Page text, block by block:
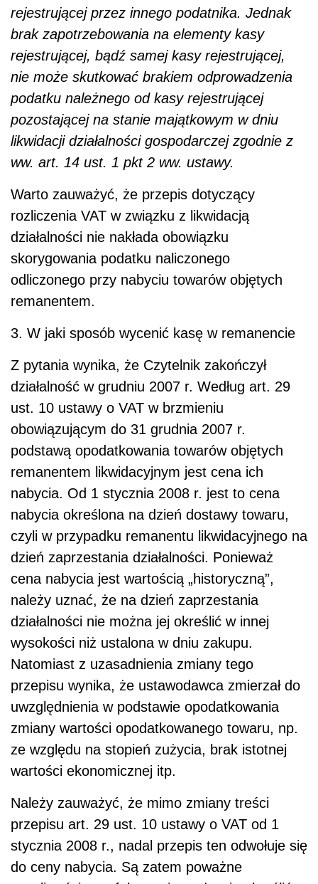
rejestrującej przez innego podatnika. Jednak
brak zapotrzebowania na elementy kasy
rejestrującej, bądź samej kasy rejestrującej,
nie może skutkować brakiem odprowadzenia
podatku należnego od kasy rejestrującej
pozostającej na stanie majątkowym w dniu
likwidacji działalności gospodarczej zgodnie z
ww. art. 14 ust. 1 pkt 2 ww. ustawy.
Warto zauważyć, że przepis dotyczący
rozliczenia VAT w związku z likwidacją
działalności nie nakłada obowiązku
skorygowania podatku naliczonego
odliczonego przy nabyciu towarów objętych
remanentem.
3. W jaki sposób wycenić kasę w remanencie
Z pytania wynika, że Czytelnik zakończył
działalność w grudniu 2007 r. Według art. 29
ust. 10 ustawy o VAT w brzmieniu
obowiązującym do 31 grudnia 2007 r.
podstawą opodatkowania towarów objętych
remanentem likwidacyjnym jest cena ich
nabycia. Od 1 stycznia 2008 r. jest to cena
nabycia określona na dzień dostawy towaru,
czyli w przypadku remanentu likwidacyjnego na
dzień zaprzestania działalności. Ponieważ
cena nabycia jest wartością „historyczną”,
należy uznać, że na dzień zaprzestania
działalności nie można jej określić w innej
wysokości niż ustalona w dniu zakupu.
Natomiast z uzasadnienia zmiany tego
przepisu wynika, że ustawodawca zmierzał do
uwzględnienia w podstawie opodatkowania
zmiany wartości opodatkowanego towaru, np.
ze względu na stopień zużycia, brak istotnej
wartości ekonomicznej itp.
Należy zauważyć, że mimo zmiany treści
przepisu art. 29 ust. 10 ustawy o VAT od 1
stycznia 2008 r., nadal przepis ten odwołuje się
do ceny nabycia. Są zatem poważne